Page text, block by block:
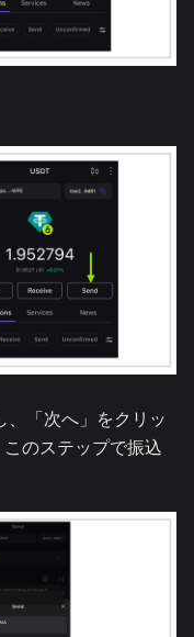
「次へ」をクリッ
のステップで振込